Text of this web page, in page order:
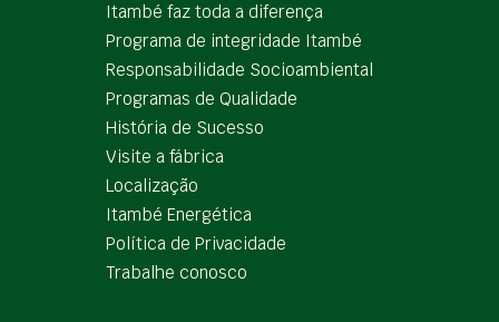
Itambé faz toda a diferença
Programa de integridade Itambé
Responsabilidade Socioambiental
Programas de Qualidade
História de Sucesso
Visite a fábrica
Localização
Itambé Energética
Política de Privacidade
Trabalhe conosco